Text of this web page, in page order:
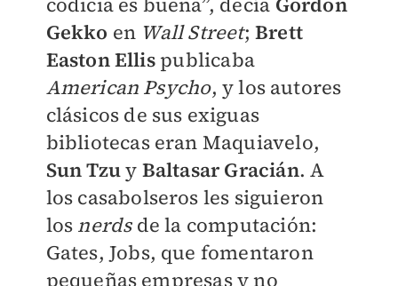
Gekko en Wall Street; Brett
Easton Ellispublicaba
American Psycho, y los autores
clásicos de sus exiguas
bibliotecas eran Maquiavelo,
Sun Tzuy Baltasar Gracián. A
los casabolseros les siguieron
los nerdsde la computación:
Gates, Jobs, que fomentaron
pequeñas empresas y no